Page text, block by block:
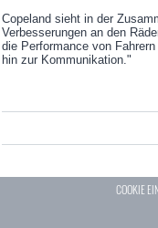
Copeland sieht in der
Verbesserungen an den
die Performance von
hin zur Kommunikation."
COOKIE